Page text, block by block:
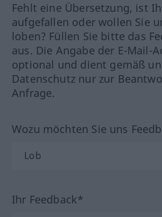
Fehlt eine Übersetzung, ist
aufgefallen oder wollen Sie
loben? Füllen Sie bitte das
aus. Die Angabe der E-Mail-
optional und dient gemäß
Datenschutz nur zur
Anfrage.
Wozu möchten Sie uns
Ihr Feedback*